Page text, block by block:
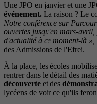
Une JPO en janvier et une
événement. La raison ? Le
Notre conférence sur
ouvertes jusqu'en mars-
d'actualité à ce moment-là »,
des Admissions de l'Efrei.
À la place, les écoles
rentrer dans le détail des
découverte et des
lycéens de voir ce qu'ils